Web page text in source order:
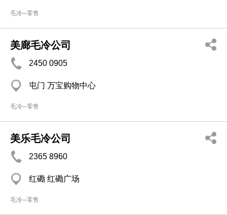
毛冷─零售
美廊毛冷公司
2450 0905
屯门 万宝购物中心
毛冷─零售
美乐毛冷公司
2365 8960
红磡 红磡广场
毛冷─零售